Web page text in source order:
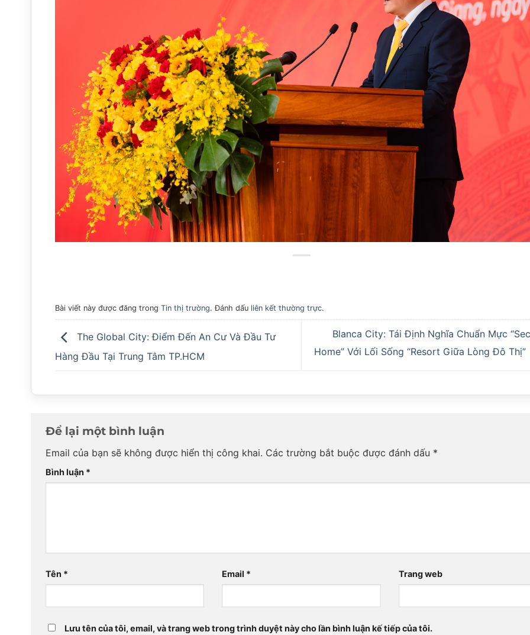
Bài viết này được đăng trong Tin thị trường. Đánh dấu liên kết thường trực.
The Global City: Điểm Đến An Cư Và Đầu Tư
Hàng Đầu Tại Trung Tâm TP.HCM
Blanca City: Tái Định Nghĩa Chuẩn Mực
Home” Với Lối Sống “Resort Giữa Lòng Đô Thị”
Để lại một bình luận
Email của bạn sẽ không được hiển thị công khai. Các trường bắt buộc được đánh dấu *
Bình luận *
Tên * Email * Trang web
Lưu tên của tôi, email, và trang web trong trình duyệt này cho lần bình luận kế tiếp của tôi.